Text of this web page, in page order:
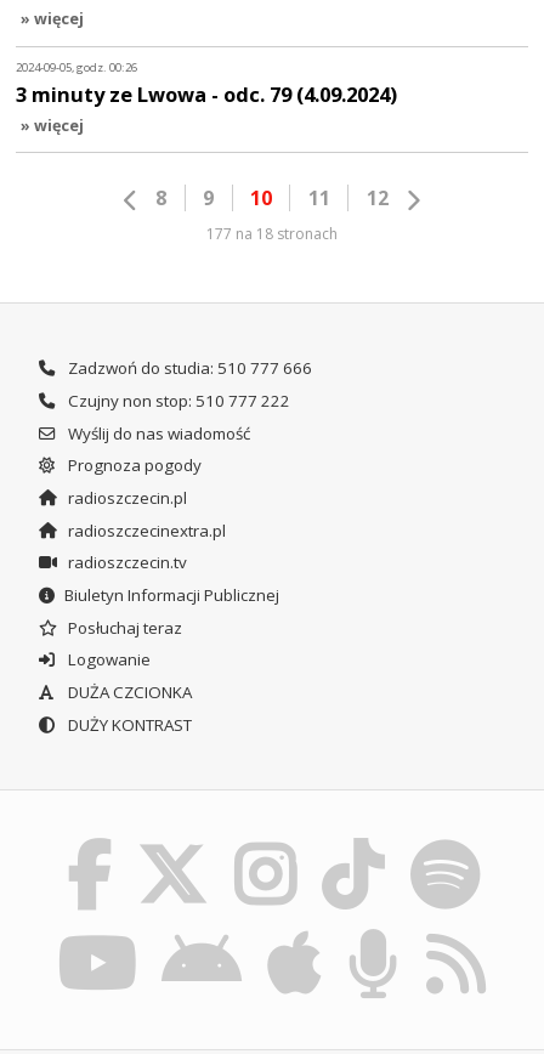
» więcej
2024-09-05, godz. 00:26
3 minuty ze Lwowa - odc. 79 (4.09.2024)
» więcej
8 9 10 11 12
177 na 18 stronach
Zadzwoń do studia: 510 777 666
Czujny non stop: 510 777 222
Wyślij do nas wiadomość
Prognoza pogody
radioszczecin.pl
radioszczecinextra.pl
radioszczecin.tv
Biuletyn Informacji Publicznej
Posłuchaj teraz
Logowanie
DUŻA CZCIONKA
DUŻY KONTRAST